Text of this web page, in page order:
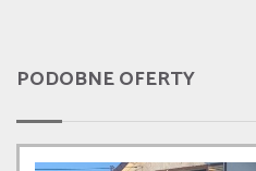
PODOBNE OFERTY